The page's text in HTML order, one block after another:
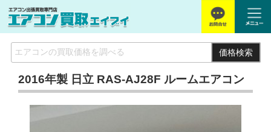
価格検索
2016年製 日立 RAS-AJ28F ルームエアコン